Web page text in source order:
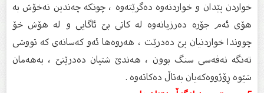
خواردن پێدان و خواردنه‌وه‌ ده‌گرێته‌وه‌ ، چونكه‌ چه‌ندین نه‌خۆش به‌
هۆى ئه‌م جۆره‌ ده‌رزیانه‌وه‌ له‌ كاتى بێ ئاگایی و له‌ هۆش خۆ
چووندا خواردنیان پێ ده‌درێت ، هه‌روه‌ها ئه‌و كه‌سانه‌ى كه‌ تووشی
ته‌نگه‌ نه‌فه‌سی سنگ بوون ، هه‌ندێ شتیان ده‌درێتێ ، به‌هه‌مان
شێوه‌ ڕۆژووه‌كه‌یان به‌تاڵ ده‌كاته‌وه‌ .